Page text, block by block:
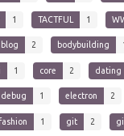
1 TACTFUL 1
blog 2 bodybuilding 1
1 core 2 dating
debug 1 electron 2
fashion 1 git 2